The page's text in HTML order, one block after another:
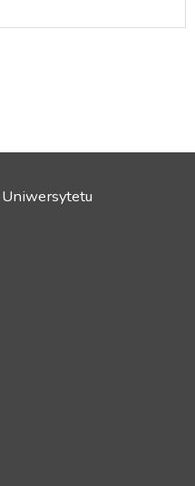
Uniwersytetu